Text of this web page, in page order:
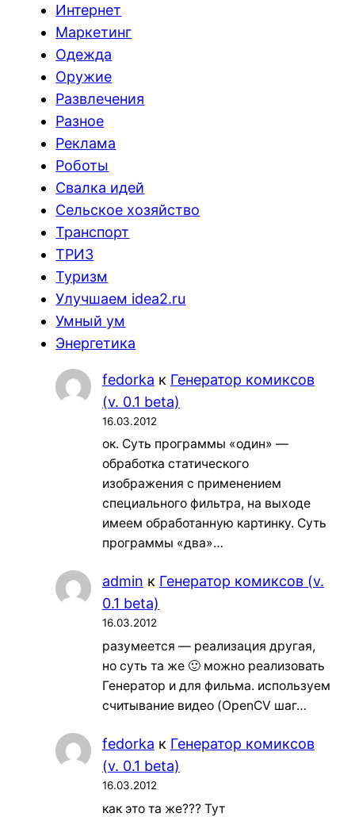
Интернет
Маркетинг
Одежда
Оружие
Развлечения
Разное
Реклама
Роботы
Свалка идей
Сельское хозяйство
Транспорт
ТРИЗ
Туризм
Улучшаем idea2.ru
Умный ум
Энергетика
fedorka к Генератор комиксов
(v. 0.1 beta)
16.03.2012
ок. Суть программы «один» —
обработка статического
изображения с применением
специального фильтра, на выходе
имеем обработанную картинку. Суть
программы «два»…
admin к Генератор комиксов (v.
0.1 beta)
16.03.2012
разумеется — реализация другая,
но суть та же 🙂 можно реализовать
Генератор и для фильма. используем
считывание видео (OpenCV шаг…
fedorka к Генератор комиксов
(v. 0.1 beta)
16.03.2012
как это та же??? Тут